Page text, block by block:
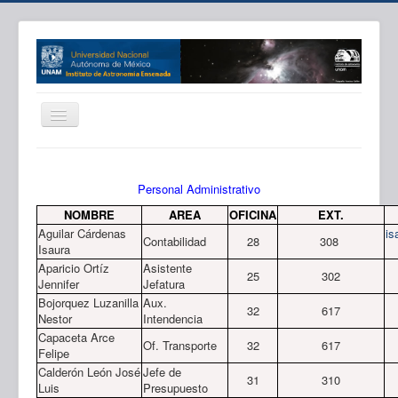
Investigación
Docencia
Comunicación
Proyectos
Areas Apoyo
Asu. Internos
Personal Administrativo
NOMBRE
AREA OFICINA
EXT.
Aguilar Cárdenas
Isaura
Contabilidad 28 308
Aparicio Ortíz
Jennifer
Asistente
Jefatura
25
302
Bojorquez Luzanilla
Nestor
Aux.
Intendencia
32
617
Capaceta Arce
Felipe
Of. Transporte 32
617
Calderón León José
Luis
Jefe de
Presupuesto
31 310